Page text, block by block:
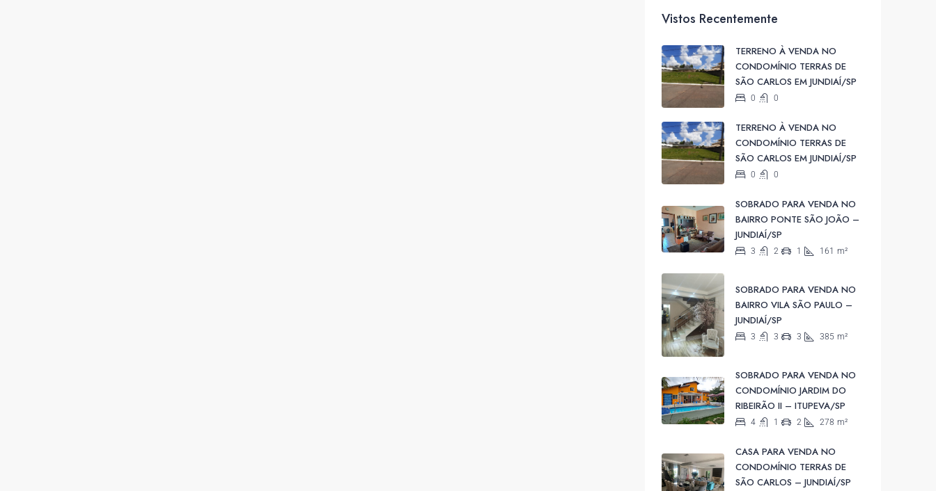
Vistos Recentemente
TERRENO À VENDA NO
CONDOMÍNIO TERRAS DE
SÃO CARLOS EM JUNDIAÍ/SP
0 0
TERRENO À VENDA NO
CONDOMÍNIO TERRAS DE
SÃO CARLOS EM JUNDIAÍ/SP
0 0
SOBRADO PARA VENDA NO
BAIRRO PONTE SÃO JOÃO –
JUNDIAÍ/SP
3 2 1 161 m²
SOBRADO PARA VENDA NO
BAIRRO VILA SÃO PAULO –
JUNDIAÍ/SP
3 3 3 385 m²
SOBRADO PARA VENDA NO
CONDOMÍNIO JARDIM DO
RIBEIRÃO II – ITUPEVA/SP
4 1 2 278 m²
CASA PARA VENDA NO
CONDOMÍNIO TERRAS DE
SÃO CARLOS – JUNDIAÍ/SP